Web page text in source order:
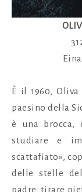
È il 1960,
paesino della
è una brocca,
studiare e
scattafiato»,
delle stelle
padre, tirare